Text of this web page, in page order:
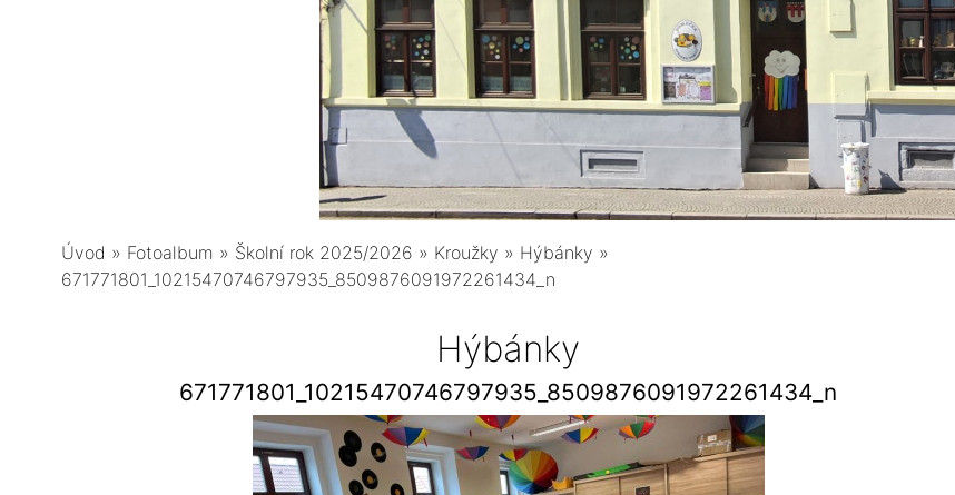
Úvod » Fotoalbum » Školní rok 2025/2026 » Kroužky » Hýbánky »
671771801_10215470746797935_8509876091972261434_n
Hýbánky
671771801_10215470746797935_8509876091972261434_n